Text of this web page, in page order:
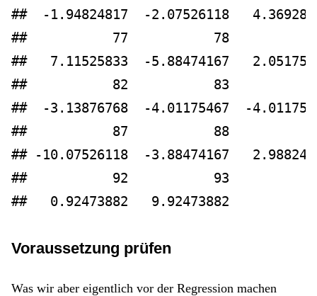
##  -1.94824817  -2.07526118
##           77           78
##   7.11525833  -5.88474167
##           82           83
##  -3.13876768  -4.01175467  -
##           87           88
## -10.07526118  -3.88474167
##           92           93
##   0.92473882   9.92473882
Voraussetzung prüfen
Was wir aber eigentlich vor der Regression machen